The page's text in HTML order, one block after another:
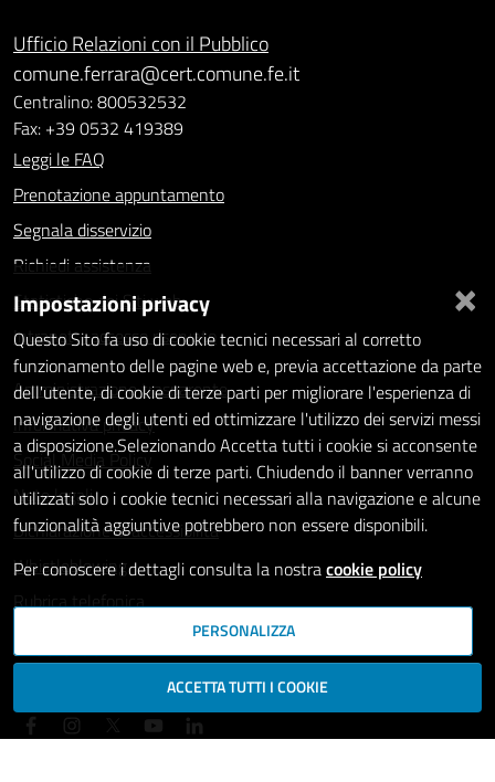
Ufficio Relazioni con il Pubblico
comune.ferrara@cert.comune.fe.it
Centralino: 800532532
Fax: +39 0532 419389
Leggi le FAQ
Prenotazione appuntamento
Segnala disservizio
Richiedi assistenza
Statistiche dei Siti web
Intranet - accesso riservato
Amministrazione trasparente
Informativa privacy
Social Media Policy
Note legali
Dichiarazione di accessibilità
Whistleblowing
Rubrica telefonica
SEGUICI SU
×
Impostazioni privacy
Questo Sito fa uso di cookie tecnici necessari al corretto
funzionamento delle pagine web e, previa accettazione da parte
dell'utente, di cookie di terze parti per migliorare l'esperienza di
navigazione degli utenti ed ottimizzare l'utilizzo dei servizi messi
a disposizione.Selezionando Accetta tutti i cookie si acconsente
all'utilizzo di cookie di terze parti. Chiudendo il banner verranno
utilizzati solo i cookie tecnici necessari alla navigazione e alcune
funzionalità aggiuntive potrebbero non essere disponibili.
Per conoscere i dettagli consulta la nostracookie policy
PERSONALIZZA
ACCETTA TUTTI I COOKIE